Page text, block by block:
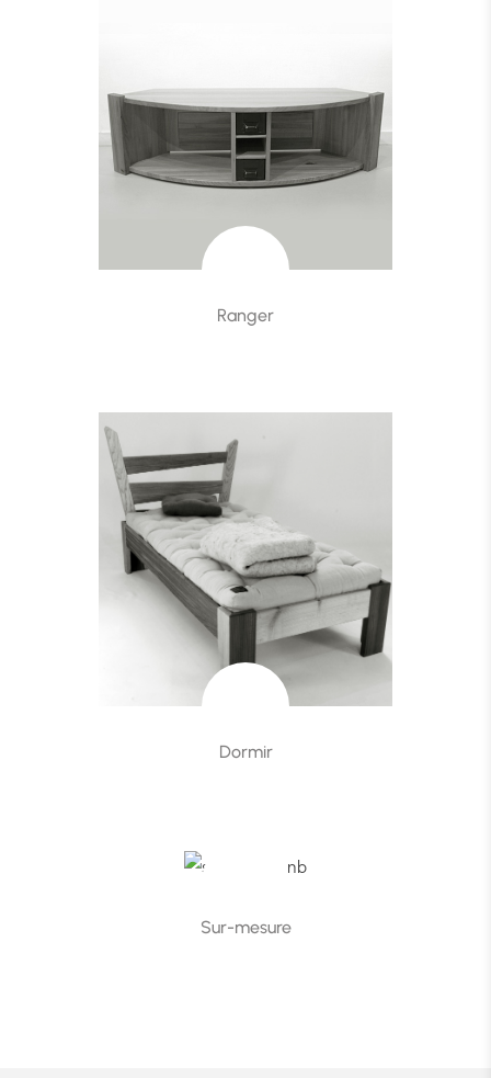
Ranger
Ranger
Dormir
Dormir
Sur-mesure
Sur-mesure